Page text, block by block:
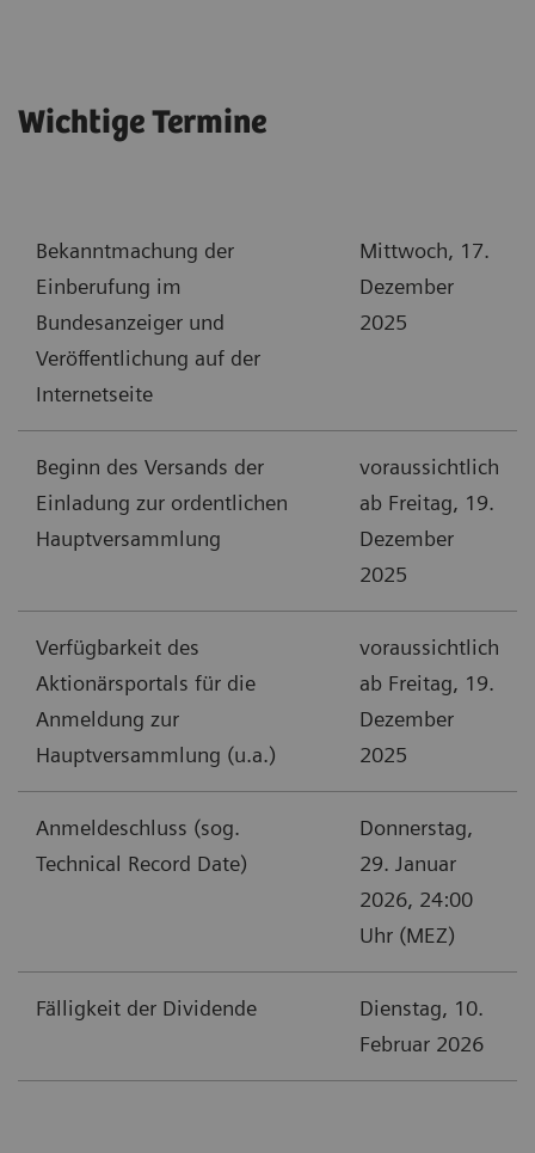
Wichtige Termine
Bekanntmachung der
Einberufung im
Bundesanzeiger und
Veröffentlichung auf der
Internetseite
Mittwoch, 17.
Dezember
2025
Beginn des Versands der
Einladung zur ordentlichen
Hauptversammlung
voraussichtlich
ab Freitag, 19.
Dezember
2025
Verfügbarkeit des
Aktionärsportals für die
Anmeldung zur
Hauptversammlung (u.a.)
voraussichtlich
ab Freitag, 19.
Dezember
2025
Anmeldeschluss (sog.
Technical Record Date)
Donnerstag,
29. Januar
2026, 24:00
Uhr (MEZ)
Fälligkeit der Dividende
Dienstag, 10.
Februar 2026